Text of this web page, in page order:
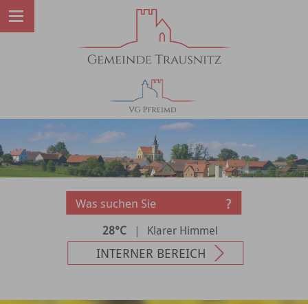
28°C | Klarer Himmel
INTERNER BEREICH